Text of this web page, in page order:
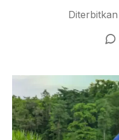
Diterbitkan